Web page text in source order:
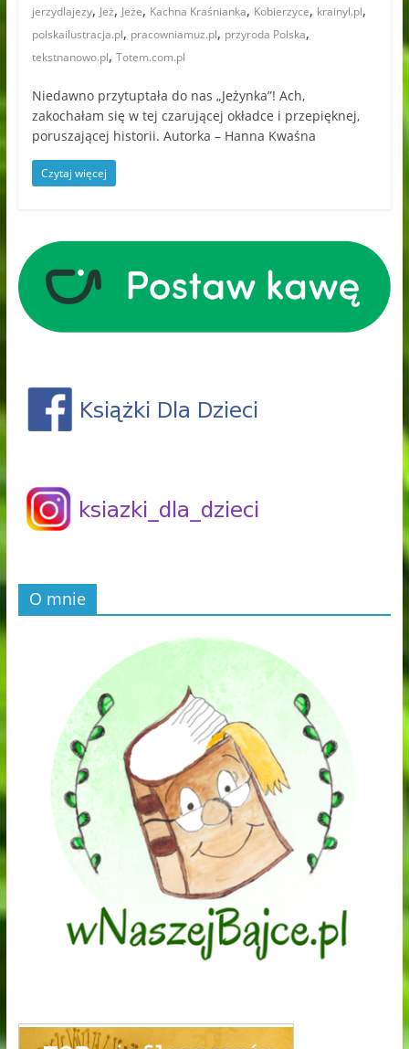
jerzydlajezy, Jeż, Jeże, Kachna Kraśnianka, Kobierzyce, krainyl.pl,
polskailustracja.pl, pracowniamuz.pl, przyroda Polska,
tekstnanowo.pl, Totem.com.pl
Niedawno przytuptała do nas „Jeżynka”! Ach,
zakochałam się w tej czarującej okładce i przepięknej,
poruszającej historii. Autorka – Hanna Kwaśna
Czytaj więcej
O mnie